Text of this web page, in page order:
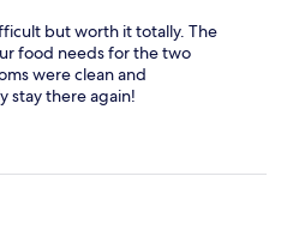
but worth it totally. The
food needs for the two
were clean and
stay there again!